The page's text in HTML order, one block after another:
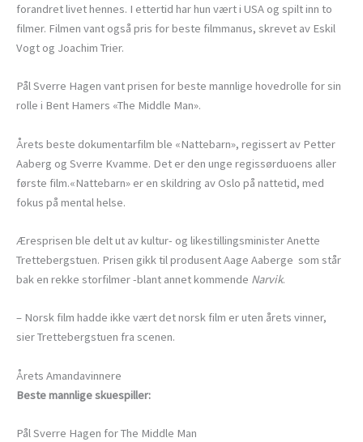
forandret livet hennes. I ettertid har hun vært i USA og spilt inn to
filmer. Filmen vant også pris for beste filmmanus, skrevet av Eskil
Vogt og Joachim Trier.
Pål Sverre Hagen vant prisen for beste mannlige hovedrolle for sin
rolle i Bent Hamers «The Middle Man».
Årets beste dokumentarfilm ble «Nattebarn», regissert av Petter
Aaberg og Sverre Kvamme. Det er den unge regissørduoens aller
første film.«Nattebarn» er en skildring av Oslo på nattetid, med
fokus på mental helse.
Æresprisen ble delt ut av kultur- og likestillingsminister Anette
Trettebergstuen. Prisen gikk til produsent Aage Aaberge som står
bak en rekke storfilmer -blant annet kommende Narvik.
– Norsk film hadde ikke vært det norsk film er uten årets vinner,
sier Trettebergstuen fra scenen.
Årets Amandavinnere
Beste mannlige skuespiller:
Pål Sverre Hagen for The Middle Man